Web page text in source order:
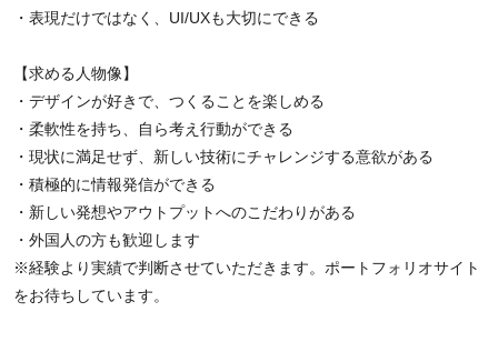
・表現だけではなく、UI/UXも大切にできる
【求める人物像】
・デザインが好きで、つくることを楽しめる
・柔軟性を持ち、自ら考え行動ができる
・現状に満足せず、新しい技術にチャレンジする意欲がある
・積極的に情報発信ができる
・新しい発想やアウトプットへのこだわりがある
・外国人の方も歓迎します
※経験より実績で判断させていただきます。ポートフォリオサイト
をお待ちしています。